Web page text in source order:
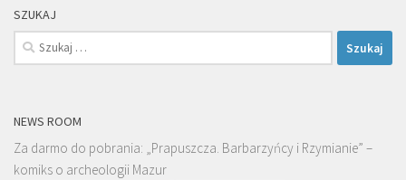
SZUKAJ
Szukaj:
NEWS ROOM
Za darmo do pobrania: „Prapuszcza. Barbarzyńcy i Rzymianie” –
komiks o archeologii Mazur